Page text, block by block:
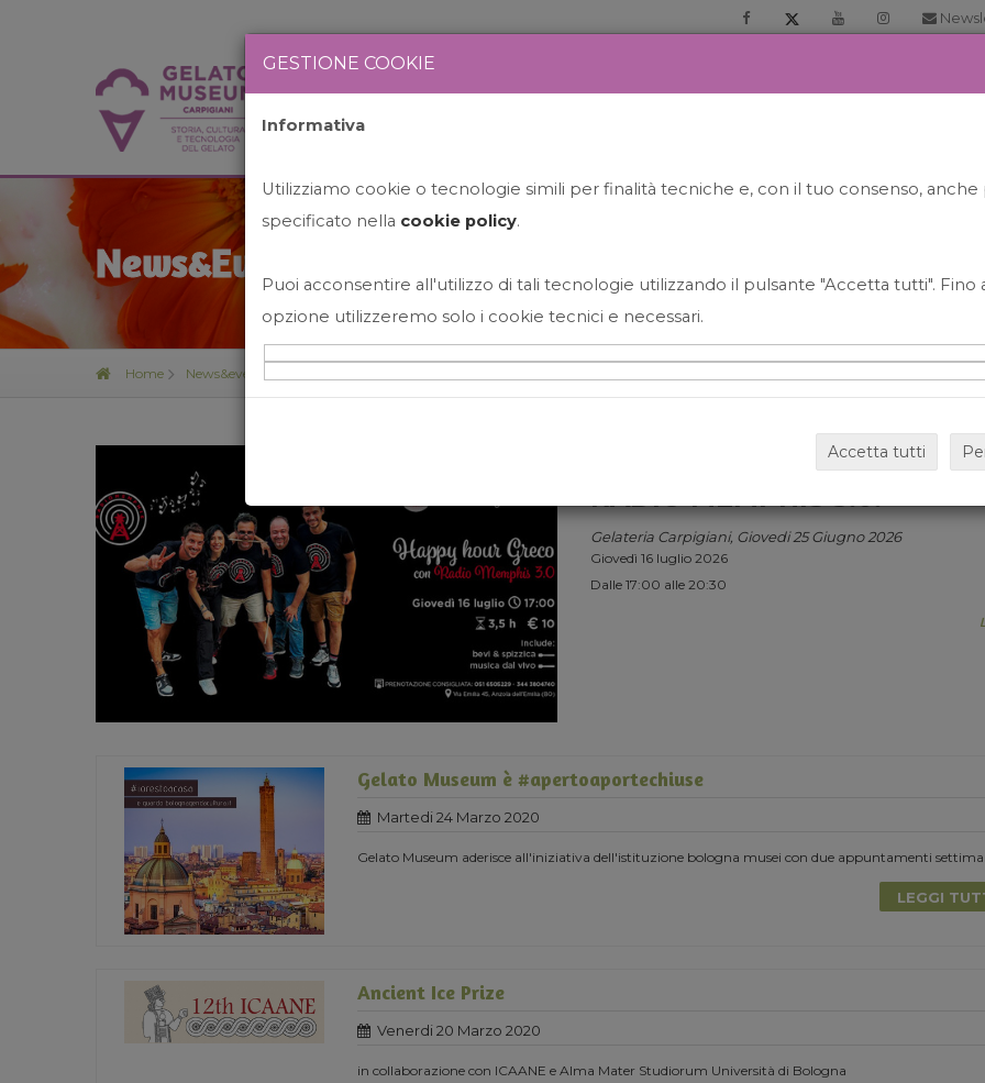
News&Events
Home News&events
HAPPY HOUR GRECO CON
RADIO MEMPHIS 3.0.
Gelateria Carpigiani, Giovedi 25 Giugno 2026
Giovedì 16 luglio 2026
Dalle 17:00 alle 20:30
Gelato Museum è #apertoaportechiuse
Martedi 24 Marzo 2020
Gelato Museum aderisce all'iniziativa dell'istituzione bologna musei con due appuntamenti
LEGGI
Ancient Ice Prize
Venerdi 20 Marzo 2020
in collaborazione con ICAANE e Alma Mater Studiorum Università di Bologna
GESTIONE COOKIE
Informativa
Utilizziamo cookie o tecnologie simili per finalità tecniche e, con il tuo consenso,
specificato nella cookie policy.
Puoi acconsentire all'utilizzo di tali tecnologie utilizzando il pulsante "Accetta tutti". Fino
opzione utilizzeremo solo i cookie tecnici e necessari.
Accetta tutti